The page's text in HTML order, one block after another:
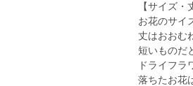
【サイズ・
お花のサイ
丈はおおむ
短いものだ
ドライフラ
落ちたお花